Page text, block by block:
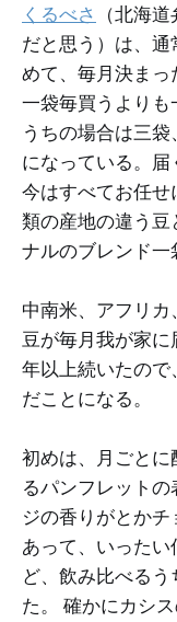
くるべさ
（北海
だと思う）は、
めて、毎月決まっ
一袋毎買うよりも
うちの場合は三
になっている。届
今はすべてお任
類の産地の違う
ナルのブレンド一
中南米、アフリ
豆が毎月我が家に
年以上続いたの
だことになる。
初めは、月ごと
るパンフレット
ジの香りがとか
あって、いった
ど、飲み比べる
た。 確かにカシ